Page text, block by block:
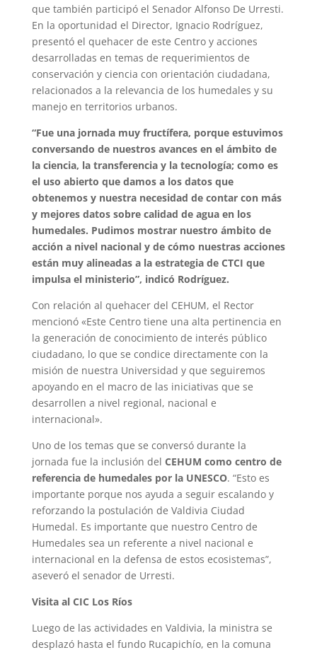
que también participó el Senador Alfonso De Urresti.
En la oportunidad el Director, Ignacio Rodríguez,
presentó el quehacer de este Centro y acciones
desarrolladas en temas de requerimientos de
conservación y ciencia con orientación ciudadana,
relacionados a la relevancia de los humedales y su
manejo en territorios urbanos.
“Fue una jornada muy fructífera, porque estuvimos
conversando de nuestros avances en el ámbito de
la ciencia, la transferencia y la tecnología; como es
el uso abierto que damos a los datos que
obtenemos y nuestra necesidad de contar con más
y mejores datos sobre calidad de agua en los
humedales. Pudimos mostrar nuestro ámbito de
acción a nivel nacional y de cómo nuestras acciones
están muy alineadas a la estrategia de CTCI que
impulsa el ministerio”, indicó Rodríguez.
Con relación al quehacer del CEHUM, el Rector
mencionó «Este Centro tiene una alta pertinencia en
la generación de conocimiento de interés público
ciudadano, lo que se condice directamente con la
misión de nuestra Universidad y que seguiremos
apoyando en el macro de las iniciativas que se
desarrollen a nivel regional, nacional e
internacional».
Uno de los temas que se conversó durante la
jornada fue la inclusión del CEHUM como centro de
referencia de humedales por la UNESCO. “Esto es
importante porque nos ayuda a seguir escalando y
reforzando la postulación de Valdivia Ciudad
Humedal. Es importante que nuestro Centro de
Humedales sea un referente a nivel nacional e
internacional en la defensa de estos ecosistemas”,
aseveró el senador de Urresti.
Visita al CIC Los Ríos
Luego de las actividades en Valdivia, la ministra se
desplazó hasta el fundo Rucapichío, en la comuna